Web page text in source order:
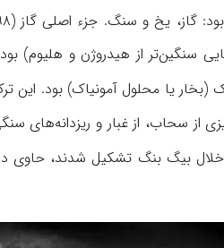
سنگین‌تر از هیدروژن و هلیوم)
از سحاب، از غبار و ریزدانه‌های
بیگ بنگ تشکیل شدند، حاوی